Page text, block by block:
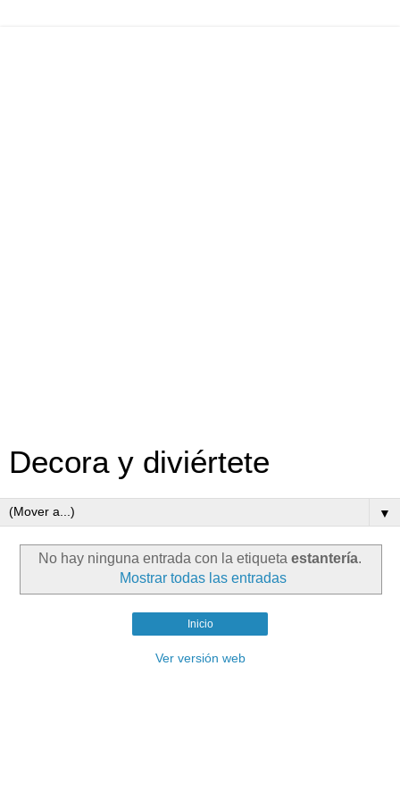
Decora y diviértete
▼
No hay ninguna entrada con la etiqueta estantería.
Mostrar todas las entradas
Inicio
Ver versión web